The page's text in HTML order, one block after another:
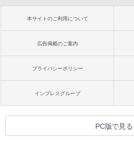
本サイトのご利用について
広告掲載のご案内
プライバシーポリシー
インプレスグループ
PC版で見る